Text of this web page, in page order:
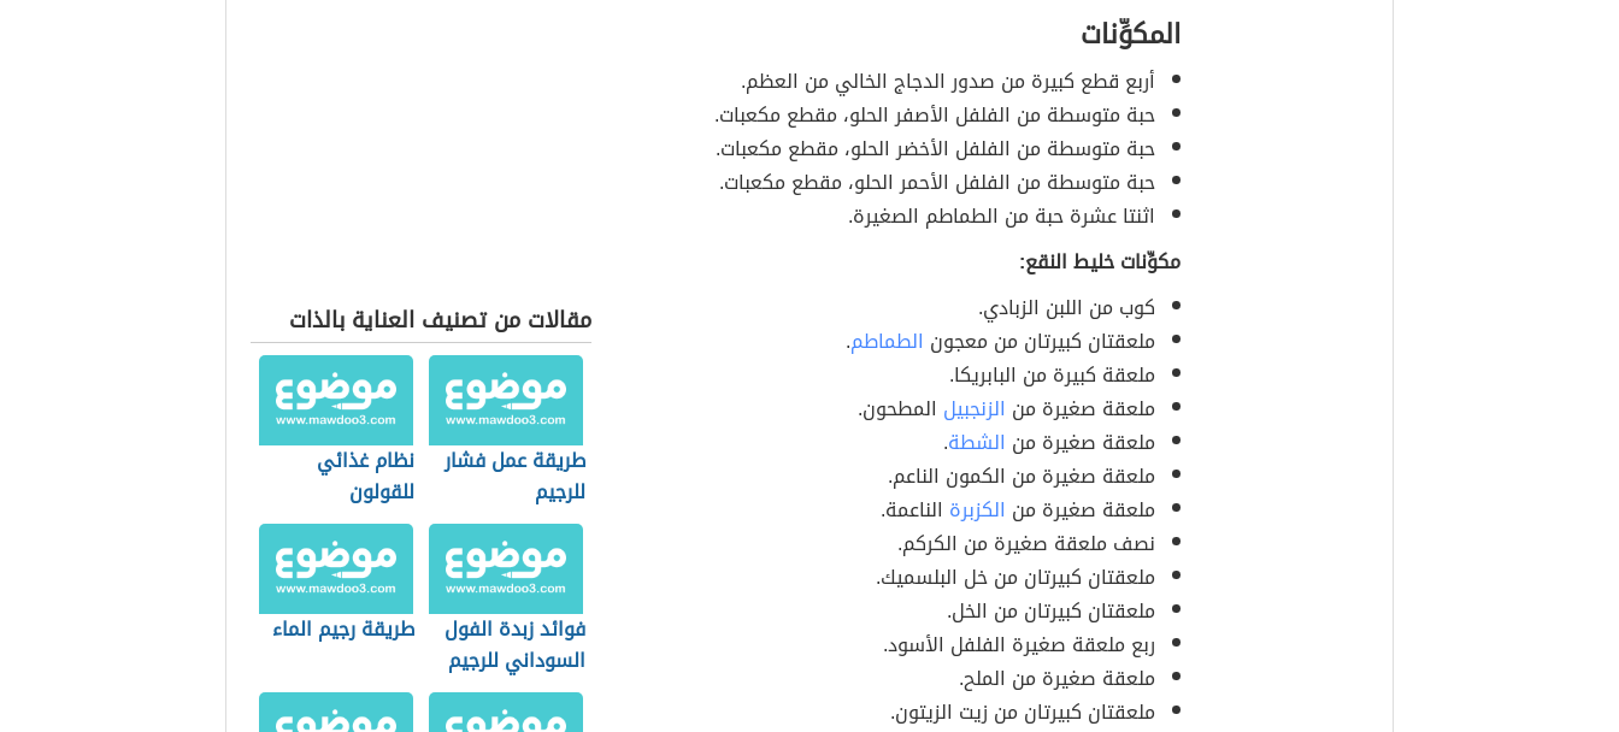
المكوِّنات
أربع قطع كبيرة من صدور الدجاج الخالي من العظم.
حبة متوسطة من الفلفل الأصفر الحلو، مقطع مكعبات.
حبة متوسطة من الفلفل الأخضر الحلو، مقطع مكعبات.
حبة متوسطة من الفلفل الأحمر الحلو، مقطع مكعبات.
اثنتا عشرة حبة من الطماطم الصغيرة.
مكوِّنات خليط النقع:
كوب من اللبن الزبادي.
ملعقتان كبيرتان من معجون الطماطم.
ملعقة كبيرة من البابريكا.
ملعقة صغيرة من الزنجبيل المطحون.
ملعقة صغيرة من الشطة.
ملعقة صغيرة من الكمون الناعم.
ملعقة صغيرة من الكزبرة الناعمة.
نصف ملعقة صغيرة من الكركم.
ملعقتان كبيرتان من خل البلسميك.
ملعقتان كبيرتان من الخل.
ربع ملعقة صغيرة الفلفل الأسود.
ملعقة صغيرة من الملح.
ملعقتان كبيرتان من زيت الزيتون.
مقالات من تصنيف العناية بالذات
طريقة عمل فشار
للرجيم
نظام غذائي
للقولون
فوائد زبدة الفول
السوداني للرجيم
طريقة رجيم الماء